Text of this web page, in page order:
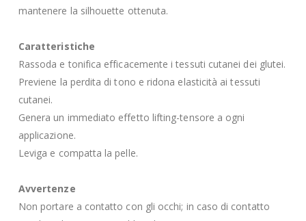
mantenere la silhouette ottenuta.
Caratteristiche
Rassoda e tonifica efficacemente i tessuti cutanei dei glutei.
Previene la perdita di tono e ridona elasticità ai tessuti
cutanei.
Genera un immediato effetto lifting-tensore a ogni
applicazione.
Leviga e compatta la pelle.
Avvertenze
Non portare a contatto con gli occhi; in caso di contatto